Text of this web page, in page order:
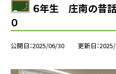
６年生 庄南の昔
０
公開日 2025/06/30 更新日